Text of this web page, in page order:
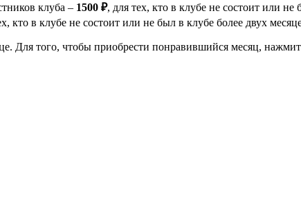
клуба – 1500 ₽, для тех, кто в клубе не состоит или не
кто в клубе не состоит или не был в клубе более двух
Для того, чтобы приобрести понравившийся месяц,